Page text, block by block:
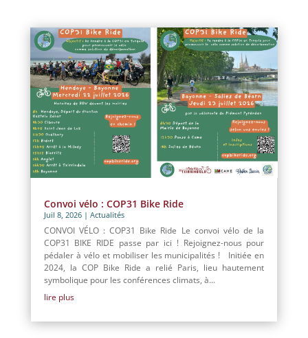
Convoi vélo : COP31 Bike Ride
Juil 8, 2026| Actualités
CONVOI VÉLO : COP31 Bike Ride Le convoi vélo de la
COP31 BIKE RIDE passe par ici ! Rejoignez-nous pour
pédaler à vélo et mobiliser les municipalités ! Initiée en
2024, la COP Bike Ride a relié Paris, lieu hautement
symbolique pour les conférences climats, à...
lire plus